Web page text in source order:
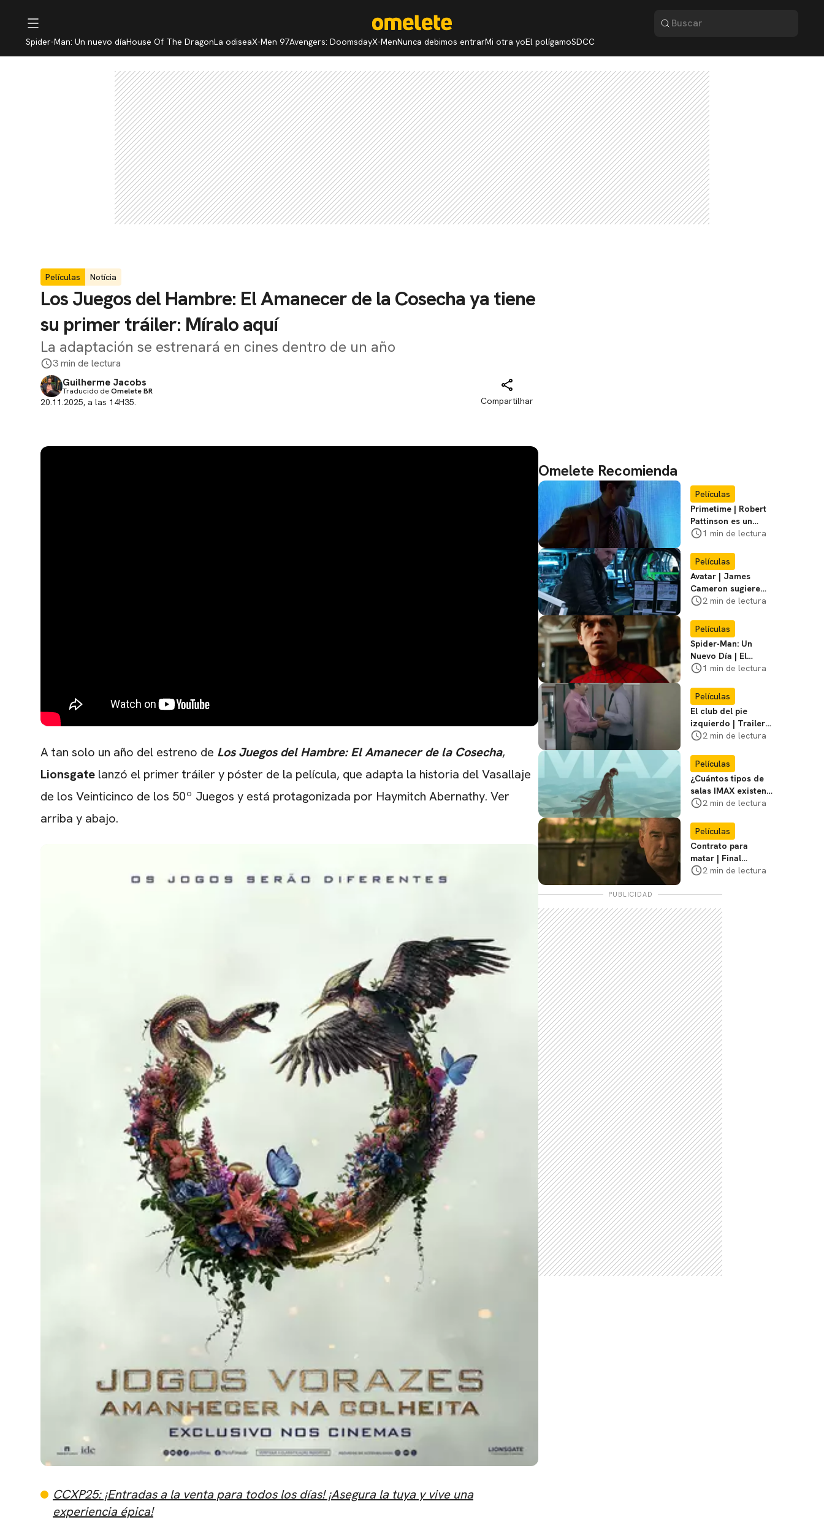
Spider-Man: Un nuevo díaHouse Of The DragonLa odiseaX-Men 97Avengers: DoomsdayX-MenNunca debimos entrarMi otra yoEl polígamoSDCC
Películas Notícia
Los Juegos del Hambre: El Amanecer de la Cosecha ya tiene
su primer tráiler: Míralo aquí
La adaptación se estrenará en cines dentro de un año
3 min de lectura
Guilherme Jacobs
Traducido deOmelete BR
20.11.2025, a las 14H35. Compartilhar
A tan solo un año del estreno de Los Juegos del Hambre: El Amanecer de la Cosecha,
Lionsgate lanzó el primer tráiler y póster de la película, que adapta la historia del Vasallaje
de los Veinticinco de los 50º Juegos y está protagonizada por Haymitch Abernathy. Ver
arriba y abajo.
CCXP25: ¡Entradas a la venta para todos los días! ¡Asegura la tuya y vive una
experiencia épica!
Omelete Recomienda
Películas
Primetime | Robert
Pattinson es un
cazador de
primer póster del
film
1 min de lectura
Películas
Avatar | James
Cameron sugiere
que está listo para
2 min de lectura
Películas
Spider-Man: Un
Nuevo Día | El
director dice que el
Chan no participó
1 min de lectura
Películas
El club del pie
izquierdo | Trailer
del remake de
Adrián Uribe y
María León
2 min de lectura
Películas
¿Cuántos tipos de
salas IMAX existen?
Te contamos las
2 min de lectura
Películas
Contrato para
matar | Final
explicado, ¿Qué
Stan y Beggar?
2 min de lectura
PUBLICIDAD
CARREGANDO PUBLICIDADE